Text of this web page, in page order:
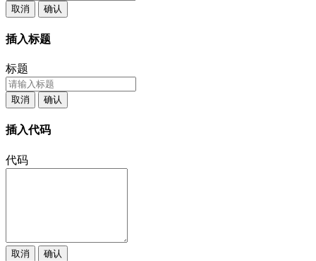
取消 确认
插入标题
标题
取消 确认
插入代码
代码
取消 确认